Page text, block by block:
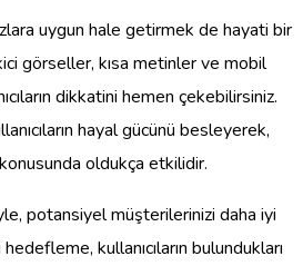
uygun hale getirmek de hayati bir
görseller, kısa metinler ve mobil
dikkatini hemen çekebilirsiniz.
hayal gücünü besleyerek,
oldukça etkilidir.
potansiyel müşterilerinizi daha iyi
kullanıcıların bulundukları